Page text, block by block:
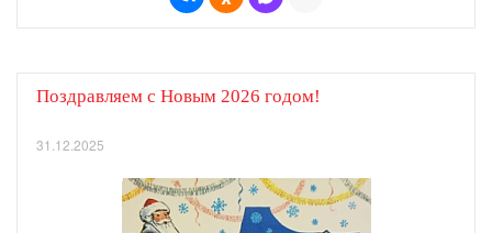
Поздравляем с Новым 2026 годом!
31.12.2025